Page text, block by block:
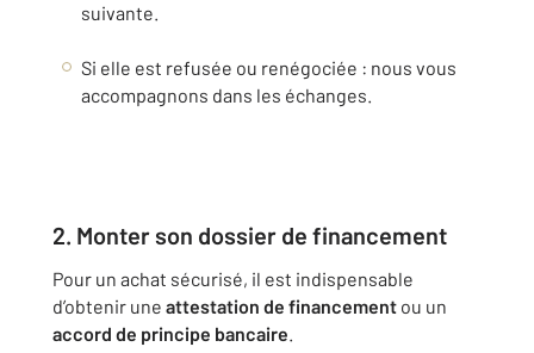
suivante.
Si elle est refusée ou renégociée : nous vous
accompagnons dans les échanges.
2. Monter son dossier de financement
Pour un achat sécurisé, il est indispensable
d’obtenir une attestation de financement ou un
accord de principe bancaire.